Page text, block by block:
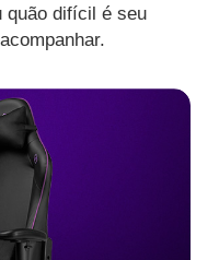
quão difícil é seu